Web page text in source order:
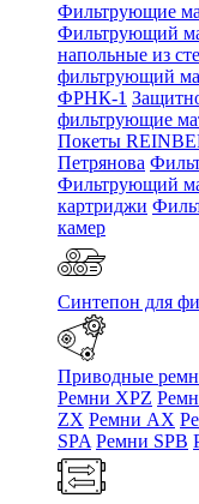
Фильтрующие
Фильтрующий
напольные из
фильтрующий
ФРНК-1
фильтрующие
Покеты
Петрянова
Фильтрующий
картриджи
камер
Синтепон для
Приводные
Ремни XPZ
ZX Ремни AX
SPA Ремни SPB